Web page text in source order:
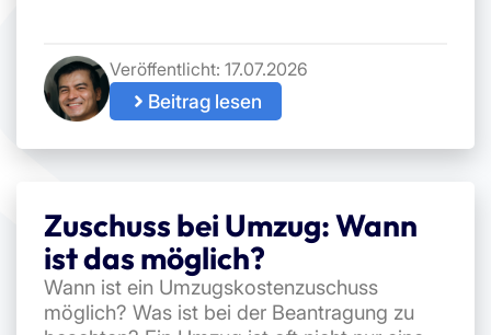
Veröffentlicht: 17.07.2026
Beitrag lesen
Zuschuss bei Umzug: Wann
ist das möglich?
Wann ist ein Umzugskostenzuschuss
möglich? Was ist bei der Beantragung zu